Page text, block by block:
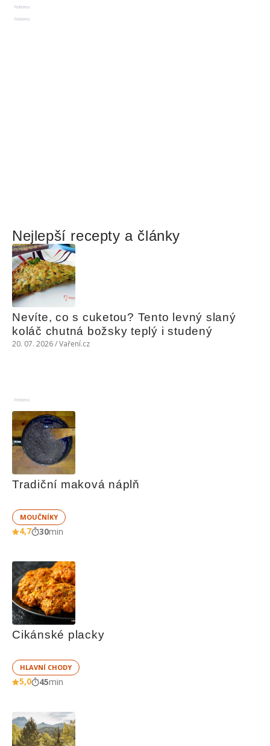
Reklama
Reklama
Nejlepší recepty a články
Nevíte, co s cuketou? Tento levný slaný
koláč chutná božsky teplý i studený
20. 07. 2026 / Vaření.cz
Reklama
Tradiční maková náplň
MOUČNÍKY
4,7 30min
Cikánské placky
HLAVNÍ CHODY
5,0 45min